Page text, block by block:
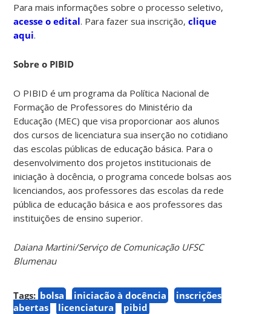
Para mais informações sobre o processo seletivo,
acesse o edital. Para fazer sua inscrição,clique
aqui.
Sobre o PIBID
O PIBID é um programa da Política Nacional de
Formação de Professores do Ministério da
Educação (MEC) que visa proporcionar aos alunos
dos cursos de licenciatura sua inserção no cotidiano
das escolas públicas de educação básica. Para o
desenvolvimento dos projetos institucionais de
iniciação à docência, o programa concede bolsas aos
licenciandos, aos professores das escolas da rede
pública de educação básica e aos professores das
instituições de ensino superior.
Daiana Martini/Serviço de Comunicação UFSC
Blumenau
Tags: bolsa iniciação à docência
inscrições
abertas
licenciatura pibid